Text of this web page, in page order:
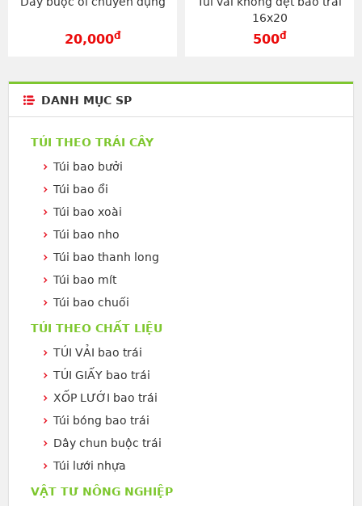
20,000đ
16x20
500đ
DANH MỤC SP
TÚI THEO TRÁI CÂY
Túi bao bưởi
Túi bao ổi
Túi bao xoài
Túi bao nho
Túi bao thanh long
Túi bao mít
Túi bao chuối
TÚI THEO CHẤT LIỆU
TÚI VẢI bao trái
TÚI GIẤY bao trái
XỐP LƯỚI bao trái
Túi bóng bao trái
Dây chun buộc trái
Túi lưới nhựa
VẬT TƯ NÔNG NGHIỆP